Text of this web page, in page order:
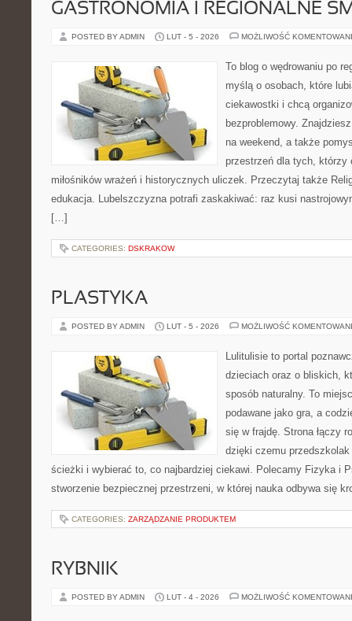
GASTRONOMIA I REGIONALNE
POSTED BY ADMIN LUT - 5 - 2026 MOŻLIWOŚĆ
To blog o wędrowaniu po
myślą o osobach, które
ciekawostki i chcą
bezproblemowy.
na weekend, a także
przestrzeń dla tych, którzy
miłośników wrażeń i historycznych uliczek. Przeczytaj także
edukacja. Lubelszczyzna potrafi zaskakiwać: raz kusi
[…]
CATEGORIES: DSKRAKOW
PLASTYKA
POSTED BY ADMIN LUT - 5 - 2026 MOŻLIWOŚĆ
Lulitulisie to portal
dzieciach oraz o bliskich,
sposób naturalny. To
podawane jako gra, a
się w frajdę. Strona łączy
dzięki czemu
ścieżki i wybierać to, co najbardziej ciekawi. Polecamy Fizyka i
stworzenie bezpiecznej przestrzeni, w której nauka odbywa się
CATEGORIES: ZARZĄDZANIE PRODUKTEM
RYBNIK
POSTED BY ADMIN LUT - 4 - 2026 MOŻLIWOŚĆ